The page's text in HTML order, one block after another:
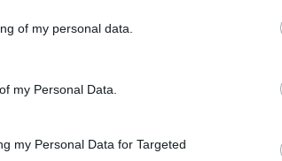
of my personal data.
my Personal Data.
my Personal Data for Targeted